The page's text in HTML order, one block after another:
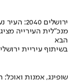
ירושלים 2040: העיר נערכת ל- 1.5 מליון תושבים
מנכ"לית העירייה
הבא
בשיתוף עיריית
שופינג, אמנות